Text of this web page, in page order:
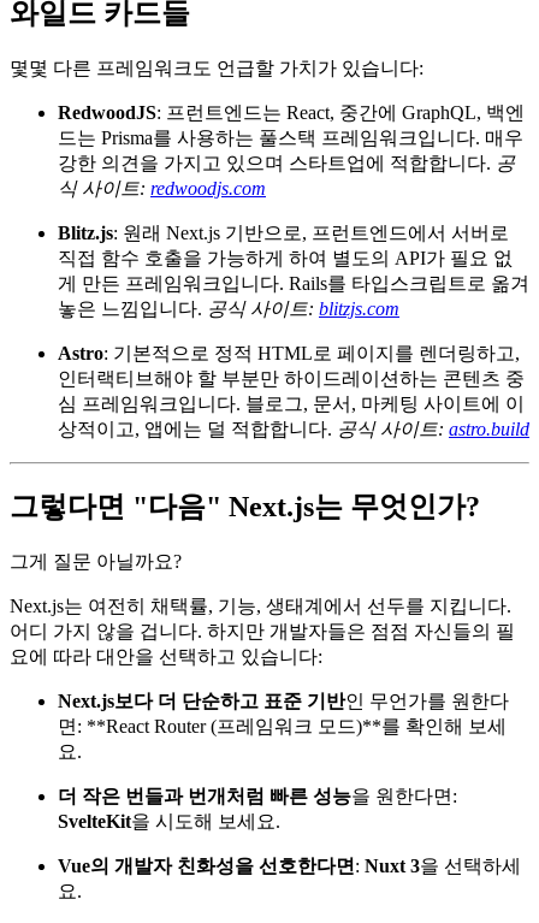
공식 사이트: nestjs.com
와일드 카드들
몇몇 다른 프레임워크도 언급할 가치가 있습니다:
RedwoodJS: 프런트엔드는 React, 중간에 GraphQL, 백엔
드는 Prisma를 사용하는 풀스택 프레임워크입니다. 매우
강한 의견을 가지고 있으며 스타트업에 적합합니다.공
식 사이트:redwoodjs.com
Blitz.js: 원래 Next.js 기반으로, 프런트엔드에서 서버로
직접 함수 호출을 가능하게 하여 별도의 API가 필요 없
게 만든 프레임워크입니다. Rails를 타입스크립트로 옮겨
놓은 느낌입니다. 공식 사이트:blitzjs.com
Astro: 기본적으로 정적 HTML로 페이지를 렌더링하고,
인터랙티브해야 할 부분만 하이드레이션하는 콘텐츠 중
심 프레임워크입니다. 블로그, 문서, 마케팅 사이트에 이
상적이고, 앱에는 덜 적합합니다.공식 사이트:astro.build
그렇다면 "다음" Next.js는 무엇인가?
그게 질문 아닐까요?
Next.js는 여전히 채택률, 기능, 생태계에서 선두를 지킵니다.
어디 가지 않을 겁니다. 하지만 개발자들은 점점 자신들의 필
요에 따라 대안을 선택하고 있습니다:
Next.js보다 더 단순하고 표준 기반인 무언가를 원한다
면: **React Router (프레임워크 모드)**를 확인해 보세
더 작은 번들과 번개처럼 빠른 성능